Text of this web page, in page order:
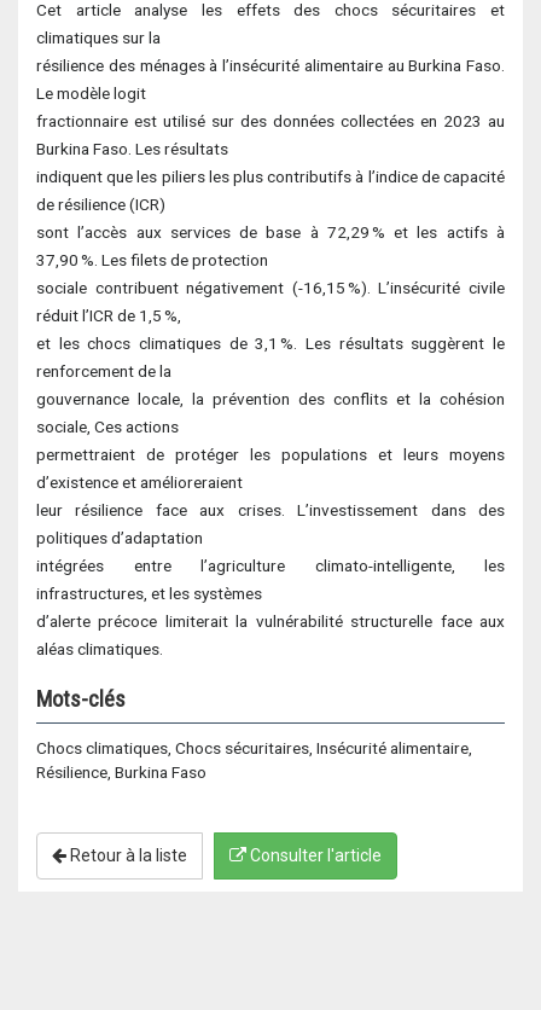
Cet article analyse les effets des chocs sécuritaires et
climatiques sur la
résilience des ménages à l’insécurité alimentaire au Burkina Faso.
Le modèle logit
fractionnaire est utilisé sur des données collectées en 2023 au
Burkina Faso. Les résultats
indiquent que les piliers les plus contributifs à l’indice de capacité
de résilience (ICR)
sont l’accès aux services de base à 72,29 % et les actifs à
37,90 %. Les filets de protection
sociale contribuent négativement (-16,15 %). L’insécurité civile
réduit l’ICR de 1,5 %,
et les chocs climatiques de 3,1 %. Les résultats suggèrent le
renforcement de la
gouvernance locale, la prévention des conflits et la cohésion
sociale, Ces actions
permettraient de protéger les populations et leurs moyens
d’existence et amélioreraient
leur résilience face aux crises. L’investissement dans des
politiques d’adaptation
intégrées entre l’agriculture climato-intelligente, les
infrastructures, et les systèmes
d’alerte précoce limiterait la vulnérabilité structurelle face aux
aléas climatiques.
Mots-clés
Chocs climatiques, Chocs sécuritaires, Insécurité alimentaire,
Résilience, Burkina Faso
Retour à la liste Consulter l'article